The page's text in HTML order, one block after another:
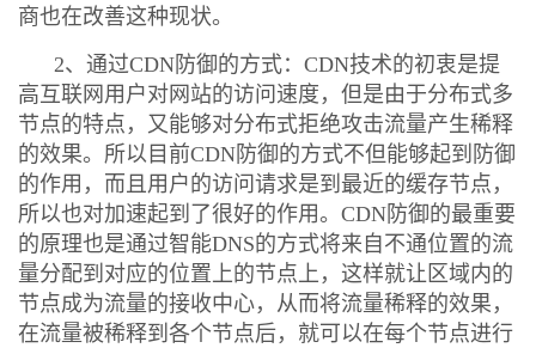
商也在改善这种现状。
2、通过CDN防御的方式：CDN技术的初衷是提
高互联网用户对网站的访问速度，但是由于分布式多
节点的特点，又能够对分布式拒绝攻击流量产生稀释
的效果。所以目前CDN防御的方式不但能够起到防御
的作用，而且用户的访问请求是到最近的缓存节点，
所以也对加速起到了很好的作用。CDN防御的最重要
的原理也是通过智能DNS的方式将来自不通位置的流
量分配到对应的位置上的节点上，这样就让区域内的
节点成为流量的接收中心，从而将流量稀释的效果，
在流量被稀释到各个节点后，就可以在每个节点进行